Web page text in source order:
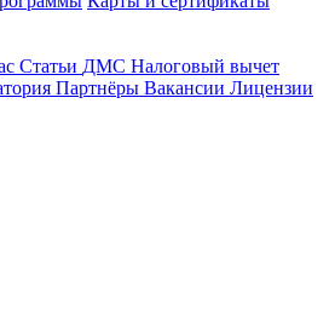
Статьи ДМС Налоговый вычет
Партнёры Вакансии Лицензии